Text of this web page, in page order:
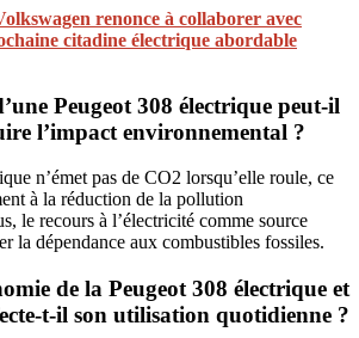
renonce à collaborer avec
citadine électrique abordable
Peugeot 308 électrique peut-il
l’impact environnemental ?
n’émet pas de CO2 lorsqu’elle roule, ce
à la réduction de la pollution
le recours à l’électricité comme source
la dépendance aux combustibles fossiles.
de la Peugeot 308 électrique et
t-il son utilisation quotidienne ?